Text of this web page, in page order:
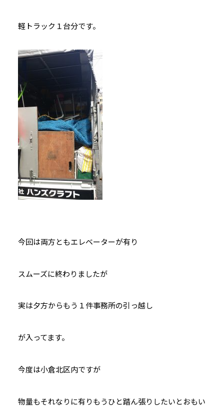
軽トラック１台分です。
今回は両方ともエレベーターが有り
スムーズに終わりましたが
実は夕方からもう１件事務所の引っ越し
が入ってます。
今度は小倉北区内ですが
物量もそれなりに有りもうひと踏ん張りしたいとおもい